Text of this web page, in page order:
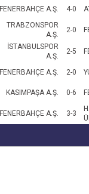
FENERBAHÇE A.Ş. 4-0
TRABZONSPOR
A.Ş.
2-0
İSTANBULSPOR
A.Ş.
2-5
FENERBAHÇE A.Ş. 2-0
KASIMPAŞA A.Ş. 0-6
FENERBAHÇE A.Ş. 3-3